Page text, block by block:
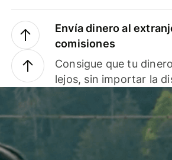
Envía dinero al
comisiones
Consigue que tu
lejos, sin importar la